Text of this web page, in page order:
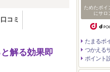
口コミ
解る効果即
ためたポイ
にサロ
たまるポ
つかえる
ポイント